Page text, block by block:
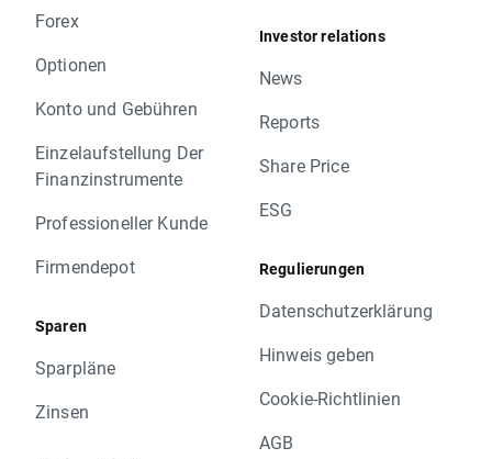
Forex
Optionen
Konto und Gebühren
Einzelaufstellung Der
Finanzinstrumente
Professioneller Kunde
Firmendepot
Sparen
Sparpläne
Zinsen
Investor relations
News
Reports
Share Price
ESG
Regulierungen
Datenschutzerklärung
Hinweis geben
Cookie-Richtlinien
AGB